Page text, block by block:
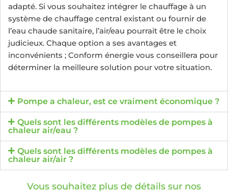
adapté. Si vous souhaitez intégrer le chauffage à un
système de chauffage central existant ou fournir de
l’eau chaude sanitaire, l’air/eau pourrait être le choix
judicieux. Chaque option a ses avantages et
inconvénients ; Conform énergie vous conseillera pour
déterminer la meilleure solution pour votre situation.
Pompe a chaleur, est ce vraiment économique ?
Quels sont les différents modèles de pompes à
chaleur air/eau ?
Quels sont les différents modèles de pompes à
chaleur air/air ?
Vous souhaitez plus de détails sur nos